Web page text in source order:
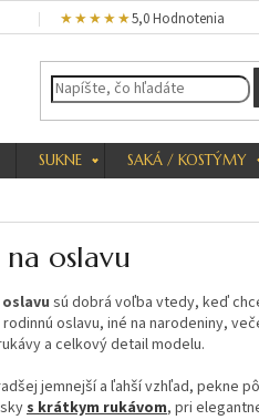
★★★★★5,0 Hodnotenia
SUKNE SAKÁ / KOSTÝMY
na oslavu
sú dobrá voľba vtedy, keď
rodinnú oslavu, iné na narodeniny,
a celkový detail modelu.
jemnejší a ľahší vzhľad, pekne
s krátkym rukávom, pri